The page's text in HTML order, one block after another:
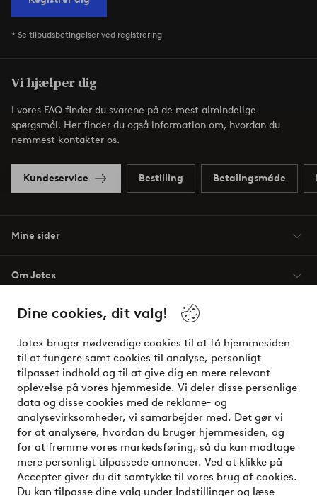
Dine cookies, dit valg!
Jotex bruger nødvendige cookies til at få hjemmesiden
til at fungere samt cookies til analyse, personligt
tilpasset indhold og til at give dig en mere relevant
oplevelse på vores hjemmeside. Vi deler disse personlige
data og disse cookies med de reklame- og
analysevirksomheder, vi samarbejder med. Det gør vi
for at analysere, hvordan du bruger hjemmesiden, og
for at fremme vores markedsføring, så du kan modtage
mere personligt tilpassede annoncer. Ved at klikke på
Accepter giver du dit samtykke til vores brug af cookies.
Du kan tilpasse dine valg under Indstillinger og læse
* Se tilbudsbetingelser ved registrering
Vi hjælper dig
I vores FAQ finder du svarene på de mest almindelige
spørgsmål. Her finder du også information om, hvordan du
nemmest kontakter os.
Kundeservice Bestilling Betalingsmåde
Mine sider
Om Jotex
Vilkår
Venner
Sikre betalinger - betal nu eller del op
Vil du vide mere om vores betalingsmuligheder?
elpy